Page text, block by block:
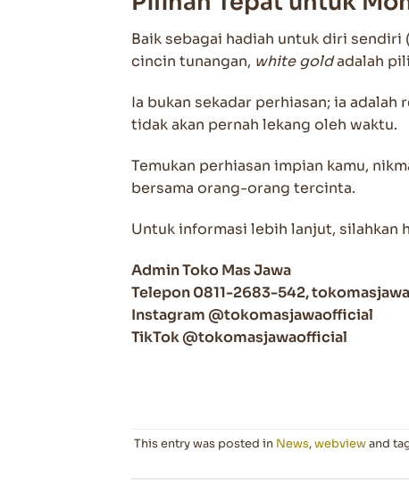
Baik sebagai hadiah untuk diri sendiri
cincin tunangan, white goldadalah
Ia bukan sekadar perhiasan; ia
tidak akan pernah lekang oleh waktu.
Temukan perhiasan impian kamu,
bersama orang-orang tercinta.
Untuk informasi lebih lanjut, silahkan
Admin Toko Mas Jawa
Telepon 0811-2683-542,
Instagram @tokomasjawaofficial
TikTok @tokomasjawaofficial
This entry was posted in News,webviewand